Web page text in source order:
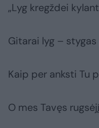
„Lyg kregždei
Gitarai lyg –
Kaip per anksti Tu
O mes Tavęs